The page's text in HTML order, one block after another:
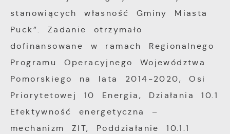
stanowiących własność Gminy Miasta
Puck”. Zadanie otrzymało
dofinansowane w ramach Regionalnego
Programu Operacyjnego Województwa
Pomorskiego na lata 2014-2020, Osi
Priorytetowej 10 Energia, Działania 10.1
Efektywność energetyczna –
mechanizm ZIT, Poddziałanie 10.1.1
Twoich zwyczajów dotyczących przeglądanej
witryny internetowej. Treści promocyjne
trzecich lub firm będących naszymi
partnerami oraz innych dostawców usług.
Firmy te działają w charakterze
pośredników prezentujących nasze treści w
postaci wiadomości, ofert, komunikatów
mediów społecznościowych.